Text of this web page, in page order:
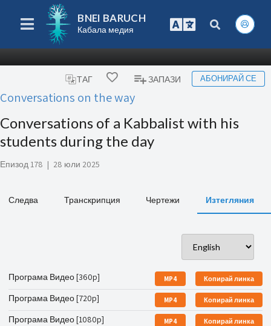
BNEI BARUCH
Кабала медия
ТАГ ЗАПАЗИ АБОНИРАЙ СЕ
Conversations on the way
Conversations of a Kabbalist with his
students during the day
Епизод 178 | 28 юли 2025
Следва Транскрипция Чертежи Изтегляния
Програма Видео [360p] MP4 Копирай линка
Програма Видео [720p] MP4 Копирай линка
Програма Видео [1080p] MP4 Копирай линка